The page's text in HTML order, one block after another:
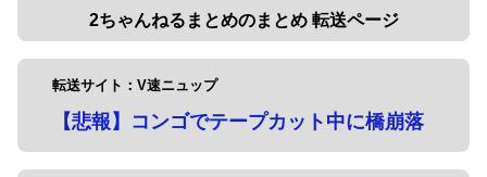
2ちゃんねるまとめのまとめ 転送ページ
転送サイト：V速ニュップ
【悲報】コンゴでテープカット中に橋崩落